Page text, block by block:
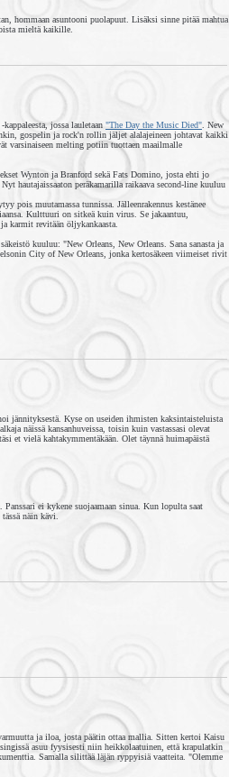
hommaan asuntooni puolapuut. Lisäksi sinne pitää mahtua
mieltä kaikille.
jossa lauletaan "The Day the Music Died" . New
gospelin ja rock'n rollin jäljet alalajeineen johtavat kaikki
varsinaiseen melting potiin tuottaen maailmalle
Wynton ja Branford sekä Fats Domino, josta ehti jo
hautajaissaaton peräkamarilla raikaava second-line kuuluu
muutamassa tunnissa. Jälleenrakennus kestänee
Kulttuuri on sitkeä kuin virus. Se jakaantuu,
karmit revitään öljykankaasta.
kuuluu: "New Orleans, New Orleans. Sana sanasta ja
City of New Orleans, jonka kertosäkeen viimeiset rivit
jännityksestä. Kyse on useiden ihmisten kaksintaisteluista
näissä kansanhuveissa, toisin kuin vastassasi olevat
et vielä kahtakymmentäkään. Olet täynnä huimapäistä
ei kykene suojaamaan sinua. Kun lopulta saat
näin kävi.
ja iloa, josta päätin ottaa mallia. Sitten kertoi Kaisu
asuu fyysisesti niin heikkolaatuinen, että krapulatkin
Samalla silittää läjän ryppyisiä vaatteita. "Olemme